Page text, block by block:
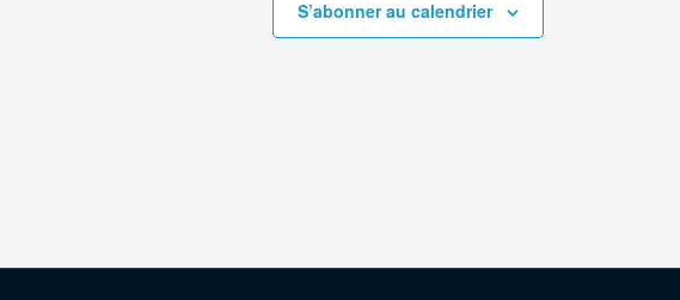
S’abonner au calendrier